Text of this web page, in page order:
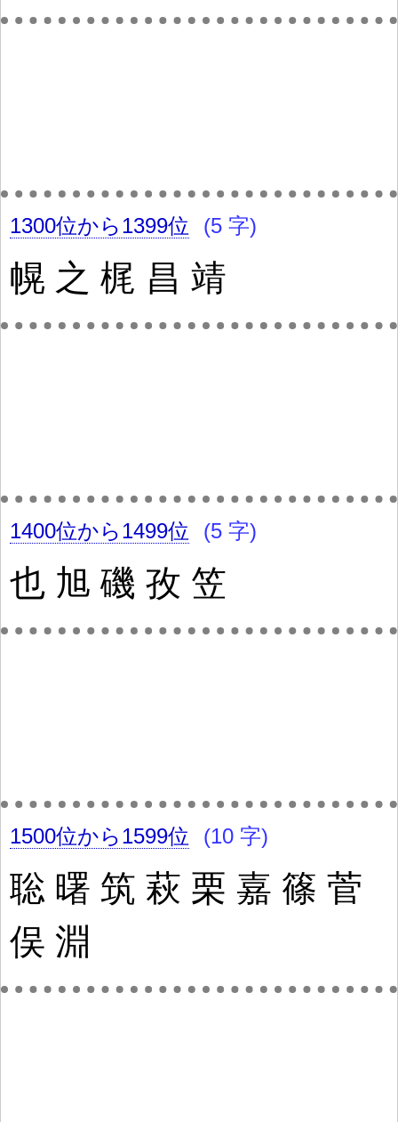
1300位から1399位 (5 字)
幌 之 梶 昌 靖
1400位から1499位 (5 字)
也 旭 磯 孜 笠
1500位から1599位 (10 字)
聡 曙 筑 萩 栗 嘉 篠 菅
俣 淵